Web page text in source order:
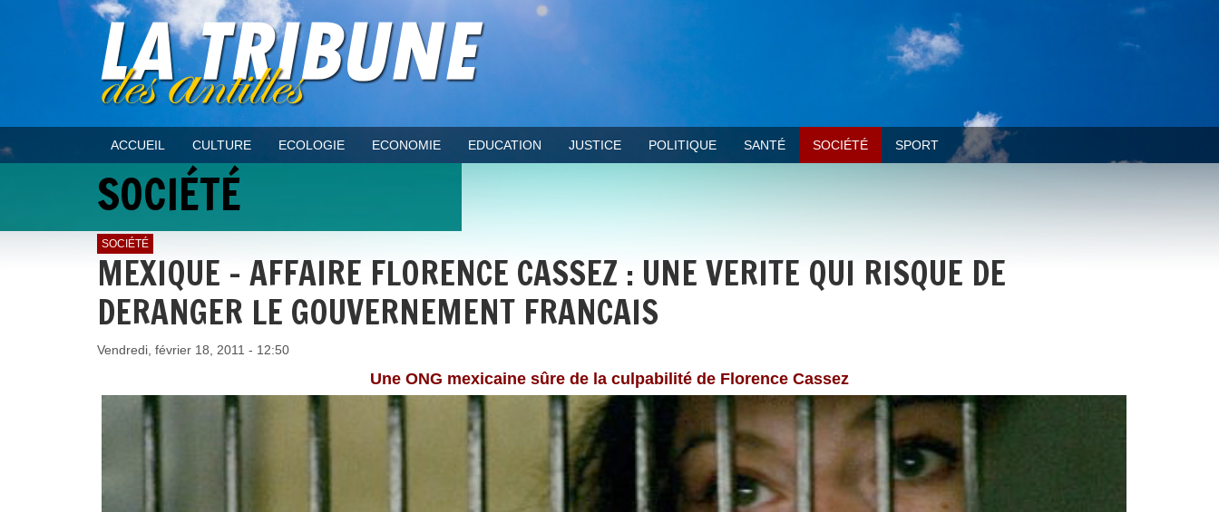
ACCUEIL CULTURE ECOLOGIE ECONOMIE EDUCATION JUSTICE POLITIQUE SANTÉ SOCIÉTÉ SPORT
SOCIÉTÉ
SOCIÉTÉ
MEXIQUE - AFFAIRE FLORENCE CASSEZ : UNE VERITE QUI RISQUE DE
DERANGER LE GOUVERNEMENT FRANCAIS
Vendredi, février 18, 2011 - 12:50
Une ONG mexicaine sûre de la culpabilité de Florence Cassez